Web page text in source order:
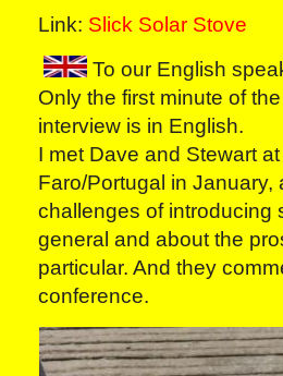
Link: Slick Solar Stove
To our English
Only the first minute of the
interview is in English.
I met Dave and Stewart
Faro/Portugal in
challenges of introducing
general and about the
particular. And they
conference.